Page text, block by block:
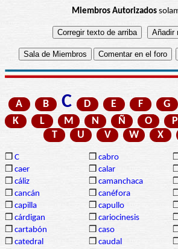
Miembros Autorizados
A B C D E F G
K
L M N Ñ O P
T
U V W X
❒ C ❒ cabro
❒ caer ❒ calar
❒ cáliz ❒ camanchaca
❒ cancán ❒ canéfora
❒ capilla ❒ capullo
❒ cárdigan ❒ cariocinesis
❒ cartabón ❒ caso
❒ catedral ❒ caudal